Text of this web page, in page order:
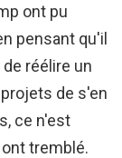
ont pu
pensant qu'il
réélire un
de s'en
ce n'est
tremblé.